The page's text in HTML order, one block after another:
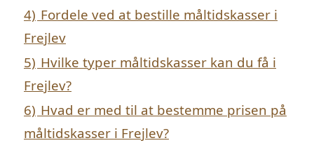
4) Fordele ved at bestille måltidskasser i
Frejlev
5) Hvilke typer måltidskasser kan du få i
Frejlev?
6) Hvad er med til at bestemme prisen på
måltidskasser i Frejlev?